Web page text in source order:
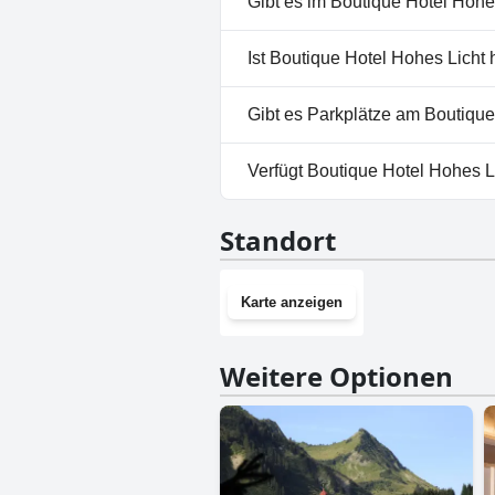
Ja, es gibt ein Spa im
Fragebogen
Ist Boutique Hotel Hohes Licht
Nein, Boutique Hotel Hohes
Gibt es Parkplätze am
Ja, Parkmöglichkeiten sind
Verfügt Boutique Hotel Hohes
Standort
Karte anzeigen
Weitere Optionen